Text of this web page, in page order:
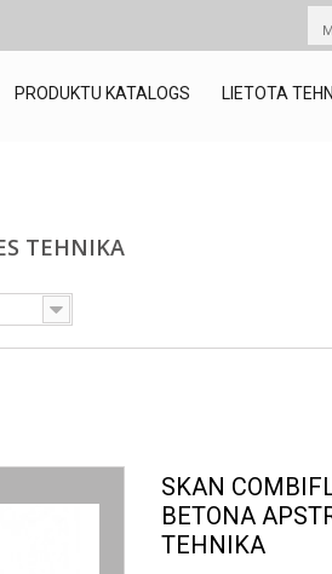
PRODUKTU KATALOGS LIETOTA
TEHNIKA
SKAN
BETONA
TEHNIKA